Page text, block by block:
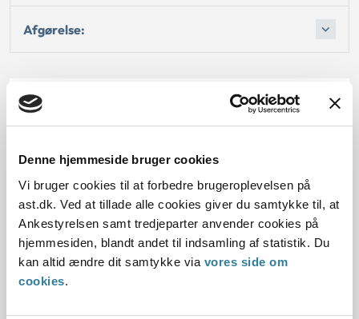
Denne hjemmeside bruger cookies
Vi bruger cookies til at forbedre brugeroplevelsen på
ast.dk. Ved at tillade alle cookies giver du samtykke til, at
Ankestyrelsen samt tredjeparter anvender cookies på
hjemmesiden, blandt andet til indsamling af statistik. Du
kan altid ændre dit samtykke via vores side om
cookies.
Afgørelse:
Dato for underskrift
02.09.2008
Offentliggørelsesdato
11.07.2013
Paragraf